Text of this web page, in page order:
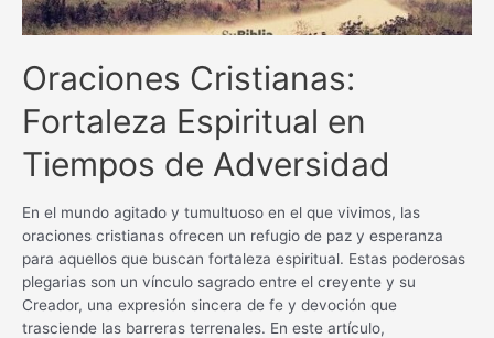
Oraciones Cristianas:
Fortaleza Espiritual en
Tiempos de Adversidad
En el mundo agitado y tumultuoso en el que vivimos, las
oraciones cristianas ofrecen un refugio de paz y esperanza
para aquellos que buscan fortaleza espiritual. Estas poderosas
plegarias son un vínculo sagrado entre el creyente y su
Creador, una expresión sincera de fe y devoción que
trasciende las barreras terrenales. En este artículo,